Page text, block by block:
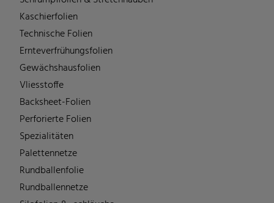
Kaschierfolien
Technische Folien
Ernteverfrühungsfolien
Gewächshausfolien
Vliesstoffe
Backsheet-Folien
Perforierte Folien
Spezialitäten
Palettennetze
Rundballenfolie
Rundballennetze